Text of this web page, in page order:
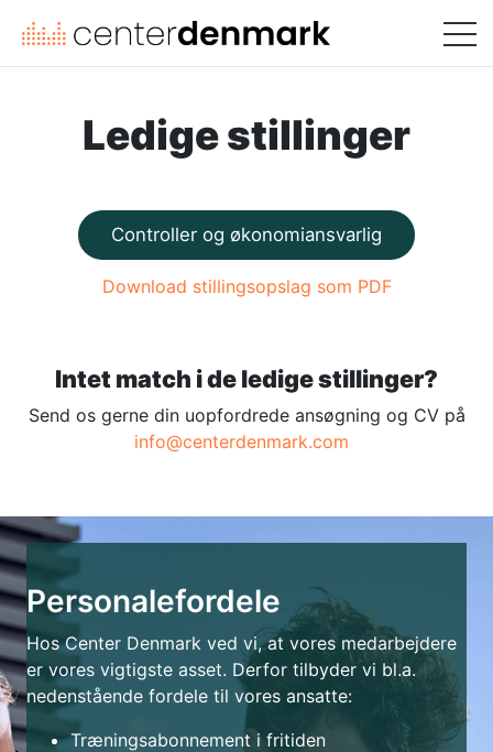
Ledige stillinger
Controller og økonomiansvarlig
Download stillingsopslag som PDF
Intet match i de ledige stillinger?
Send os gerne din uopfordrede ansøgning og CV på
info@centerdenmark.com
Personalefordele
Hos Center Denmark ved vi, at vores medarbejdere
er vores vigtigste asset. Derfor tilbyder vi bl.a.
nedenstående fordele til vores ansatte:
Træningsabonnement i fritiden